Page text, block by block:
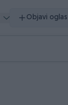
Objavi oglas